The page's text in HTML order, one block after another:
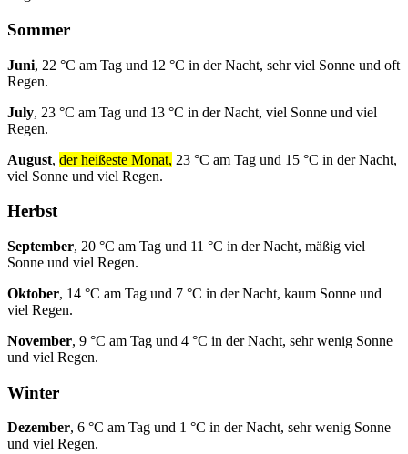
Sommer
Juni, 22 °C am Tag und 12 °C in der Nacht, sehr viel Sonne und oft
Regen.
July, 23 °C am Tag und 13 °C in der Nacht, viel Sonne und viel
Regen.
August, der heißeste Monat, 23 °C am Tag und 15 °C in der Nacht,
viel Sonne und viel Regen.
Herbst
September, 20 °C am Tag und 11 °C in der Nacht, mäßig viel
Sonne und viel Regen.
Oktober, 14 °C am Tag und 7 °C in der Nacht, kaum Sonne und
viel Regen.
November, 9 °C am Tag und 4 °C in der Nacht, sehr wenig Sonne
und viel Regen.
Winter
Dezember, 6 °C am Tag und 1 °C in der Nacht, sehr wenig Sonne
und viel Regen.